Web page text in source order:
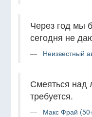
Через год мы
сегодня не
Неизвестный
Смеяться над
требуется.
Макс Фрай